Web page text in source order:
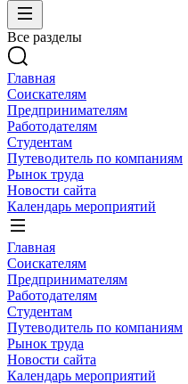
Все разделы
Главная
Соискателям
Предпринимателям
Работодателям
Студентам
Путеводитель по компаниям
Рынок труда
Новости сайта
Календарь мероприятий
Главная
Соискателям
Предпринимателям
Работодателям
Студентам
Путеводитель по компаниям
Рынок труда
Новости сайта
Календарь мероприятий